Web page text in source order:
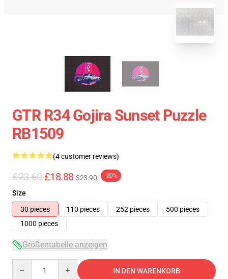
GTR R34 Gojira Sunset Puzzle
RB1509
(4 customer reviews)
£23.60 £18.88 $23.90 -20%
Size
30 pieces
110 pieces 252 pieces
500 pieces
1000 pieces
Größentabelle anzeigen
IN DEN WARENKORB